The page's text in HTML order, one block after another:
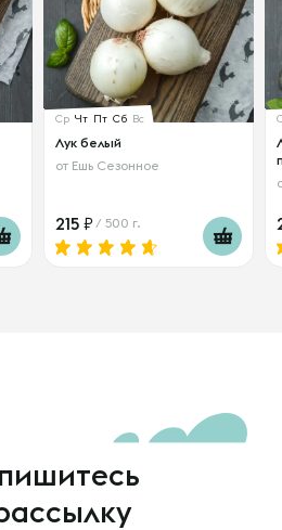
Ср Чт Пт Сб Вс
Лук белый
от Ешь Сезонное
215 / 500 г.